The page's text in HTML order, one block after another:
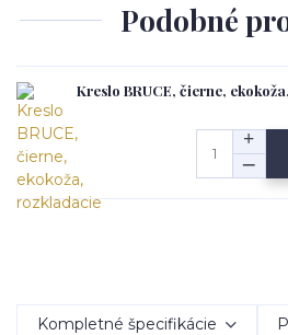
Podobné
Kreslo BRUCE, čierne,
Kompletné špecifikácie